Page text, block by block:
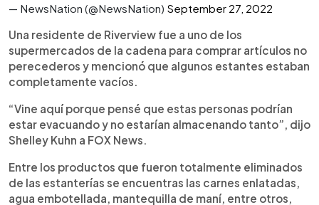
— NewsNation (@NewsNation) September 27, 2022
Una residente de Riverview fue a uno de los
supermercados de la cadena para comprar artículos no
perecederos y mencionó que algunos estantes estaban
completamente vacíos.
“Vine aquí porque pensé que estas personas podrían
estar evacuando y no estarían almacenando tanto”, dijo
Shelley Kuhn a FOX News.
Entre los productos que fueron totalmente eliminados
de las estanterías se encuentras las carnes enlatadas,
agua embotellada, mantequilla de maní, entre otros,